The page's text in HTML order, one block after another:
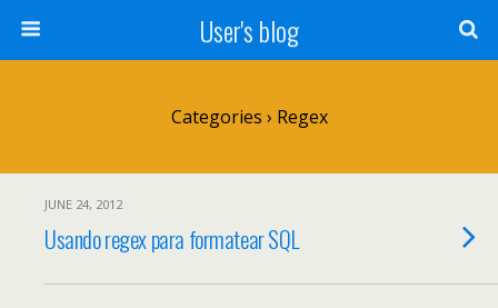
User's blog
Categories › Regex
JUNE 24, 2012
Usando regex para formatear SQL